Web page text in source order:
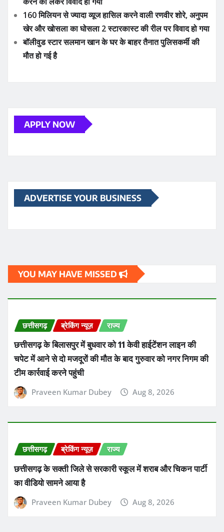
160 मिलियन से ज्यादा व्यूज हासिल करने वाली रणवीर शोरे, अनुपम
खेर और खोसला का घोसला 2 स्टारकास्ट की रील पर विवाद हो गया
बॉलीवुड स्टार सलमान खान के घर के बाहर तैनात पुलिसकर्मी की
मौत हो गई है
APPLY NOW
ADVERTISE YOUR BUSINESS
YOU MAY HAVE MISSED
छत्तीसगढ़ ब्रेकिंग न्यूज़ राज्य
छत्तीसगढ़ के बिलासपुर में बुधवार को 11 केवी हाईटेंशन लाइन की
चपेट में आने से दो मजदूरों की मौत के बाद गुरुवार को नगर निगम की
टीम कार्रवाई करने पहुंची
Praveen Kumar Dubey Aug 8, 2026
छत्तीसगढ़ ब्रेकिंग न्यूज़ राज्य
छत्तीसगढ़ के सक्ती जिले से सरकारी स्कूल में शराब और चिकन पार्टी
का वीडियो सामने आया है
Praveen Kumar Dubey Aug 8, 2026